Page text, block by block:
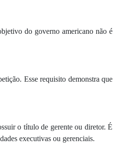
do governo americano não é
Esse requisito demonstra que
o título de gerente ou diretor. É
executivas ou gerenciais.